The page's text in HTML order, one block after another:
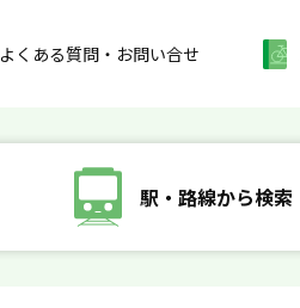
よくある質問・お問い合せ
駅・路線から検索